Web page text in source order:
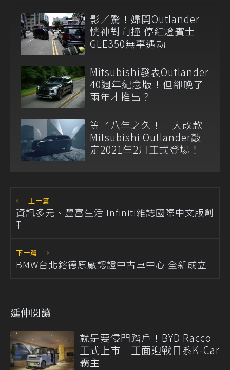
影／驚！婦開Outlander
恍神對向撞 停紅燈賓士
GLE350無辜遇劫
Mitsubishi發表Outlander
40週年紀念版！但卻晚了
兩年才推出？
等了八年之久！ 大改款
Mitsubishi Outlander敲
定2021年2月正式登場！
← 上一篇
資訊多元、豐富生活 Infiniti雜誌國際中文版創
刊
下一篇 →
BMW台北鎔德原廠認證中古車中心 全新成立
延伸閱讀
就是要侵門踏戶！BYD Racco
正式上市 正面迎戰日系K-Car
霸主